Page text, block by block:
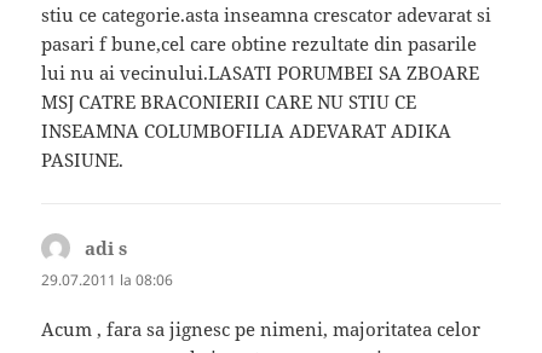
stiu ce categorie.asta inseamna crescator adevarat si
pasari f bune,cel care obtine rezultate din pasarile
lui nu ai vecinului.LASATI PORUMBEI SA ZBOARE
MSJ CATRE BRACONIERII CARE NU STIU CE
INSEAMNA COLUMBOFILIA ADEVARAT ADIKA
PASIUNE.
adi s
29.07.2011 la 08:06
Acum , fara sa jignesc pe nimeni, majoritatea celor